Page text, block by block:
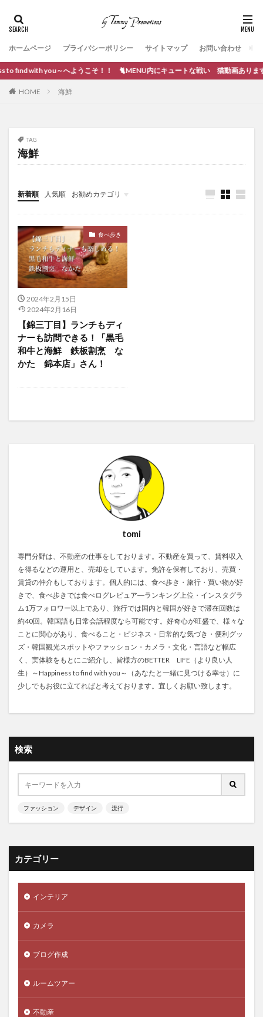
ホームページ プライバシーポリシー サイトマップ お問い合わせ
with you～へようこそ！！ 🐈MENU内にキュートな戦い 猫動画あります。
HOME 海鮮
TAG
海鮮
新着順 人気順 お勧めカテゴリ
ブログ作成
食べ歩き
2024年2月15日
2024年2月16日
【錦三丁目】ランチもディ
ナーも訪問できる！「黒毛
和牛と海鮮 鉄板割烹 な
かた 錦本店」さん！
tomi
専門分野は、不動産の仕事をしております。不動産を買って、賃料収入
を得るなどの運用と、売却をしています。免許を保有しており、売買・
賃貸の仲介もしております。個人的には、食べ歩き・旅行・買い物が好
きで、食べ歩きでは食べログレビュア―ランキング上位・インスタグラ
ム1万フォロワー以上であり、旅行では国内と韓国が好きで滞在回数は
約40回。韓国語も日常会話程度なら可能です。好奇心が旺盛で、様々な
ことに関心があり、食べること・ビジネス・日常的な気づき・便利グッ
ズ・韓国観光スポットやファッション・カメラ・文化・言語など幅広
く、実体験をもとにご紹介し、皆様方のBETTER LIFE（より良い人
生）～Happiness to find with you～（あなたと一緒に見つける幸せ）に
少しでもお役に立てればと考えております。宜しくお願い致します。
検索
ファッション デザイン 流行
カテゴリー
インテリア
カメラ
ブログ作成
ルームツアー
不動産